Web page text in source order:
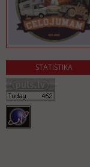
STATISTIKA